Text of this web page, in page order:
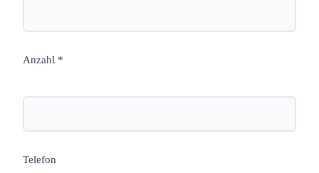
Anzahl *
Telefon